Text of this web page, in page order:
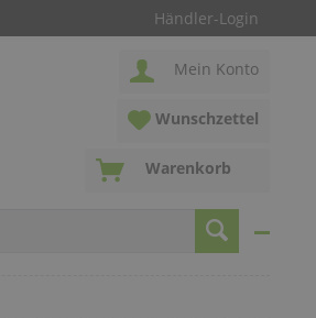
Händler-Login
Mein Konto
Wunschzettel
Warenkorb